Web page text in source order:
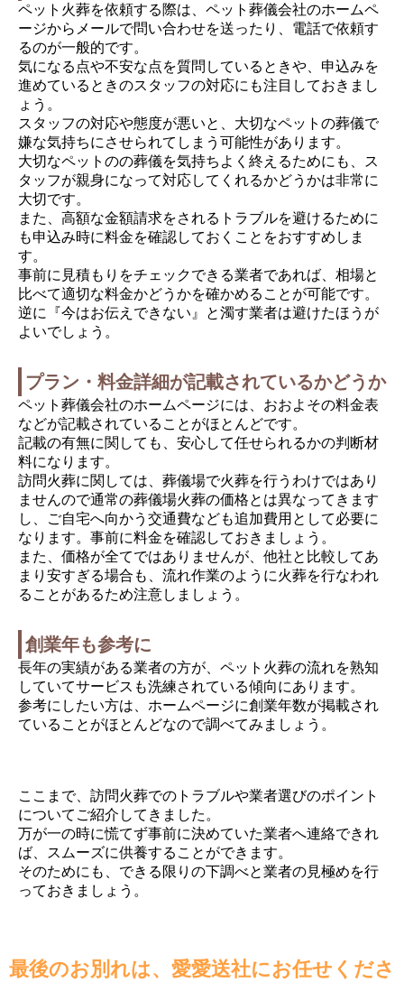
ペット火葬を依頼する際は、ペット葬儀会社のホームペ
ージからメールで問い合わせを送ったり、電話で依頼す
るのが一般的です。
気になる点や不安な点を質問しているときや、申込みを
進めているときのスタッフの対応にも注目しておきまし
ょう。
スタッフの対応や態度が悪いと、大切なペットの葬儀で
嫌な気持ちにさせられてしまう可能性があります。
大切なペットのの葬儀を気持ちよく終えるためにも、ス
タッフが親身になって対応してくれるかどうかは非常に
大切です。
また、高額な金額請求をされるトラブルを避けるために
も申込み時に料金を確認しておくことをおすすめしま
す。
事前に見積もりをチェックできる業者であれば、相場と
比べて適切な料金かどうかを確かめることが可能です。
逆に『今はお伝えできない』と濁す業者は避けたほうが
よいでしょう。
プラン・料金詳細が記載されているかどうか
ペット葬儀会社のホームページには、おおよその料金表
などが記載されていることがほとんどです。
記載の有無に関しても、安心して任せられるかの判断材
料になります。
訪問火葬に関しては、葬儀場で火葬を行うわけではあり
ませんので通常の葬儀場火葬の価格とは異なってきます
し、ご自宅へ向かう交通費なども追加費用として必要に
なります。事前に料金を確認しておきましょう。
また、価格が全てではありませんが、他社と比較してあ
まり安すぎる場合も、流れ作業のように火葬を行なわれ
ることがあるため注意しましょう。
創業年も参考に
長年の実績がある業者の方が、ペット火葬の流れを熟知
していてサービスも洗練されている傾向にあります。
参考にしたい方は、ホームページに創業年数が掲載され
ていることがほとんどなので調べてみましょう。
ここまで、訪問火葬でのトラブルや業者選びのポイント
についてご紹介してきました。
万が一の時に慌てず事前に決めていた業者へ連絡できれ
ば、スムーズに供養することができます。
そのためにも、できる限りの下調べと業者の見極めを行
っておきましょう。
最後のお別れは、愛愛送社にお任せくださ